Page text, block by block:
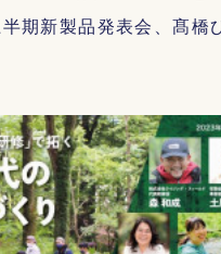
期新製品発表会、髙橋